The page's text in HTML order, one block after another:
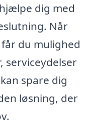
dig med
Når
du mulighed
serviceydelser
spare dig
løsning, der